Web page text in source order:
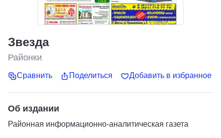
Звезда
Районки
Сравнить Поделиться Добавить в избранное
Об издании
Районная информационно-аналитическая газета